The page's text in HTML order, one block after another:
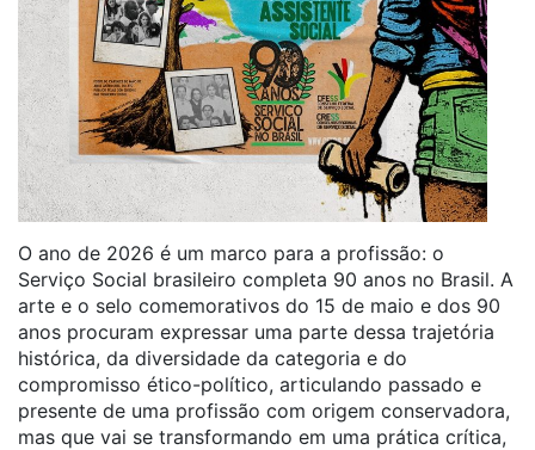
O ano de 2026 é um marco para a profissão: o
Serviço Social brasileiro completa 90 anos no Brasil. A
arte e o selo comemorativos do 15 de maio e dos 90
anos procuram expressar uma parte dessa trajetória
histórica, da diversidade da categoria e do
compromisso ético-político, articulando passado e
presente de uma profissão com origem conservadora,
mas que vai se transformando em uma prática crítica,